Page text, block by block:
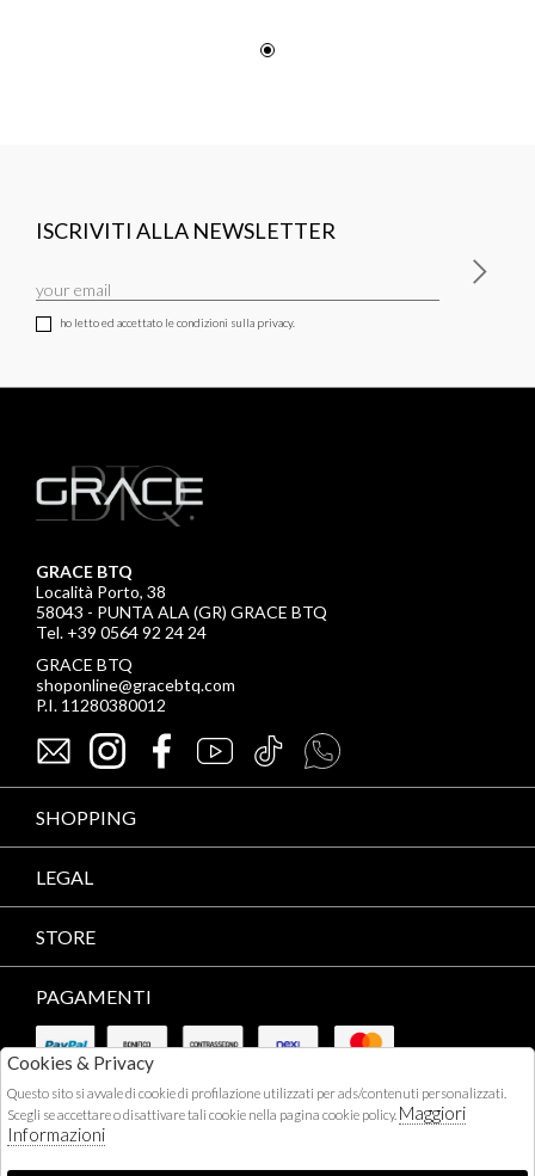
ISCRIVITI ALLA NEWSLETTER
ho letto ed accettato le condizioni sulla privacy.
GRACE BTQ
Località Porto, 38
58043 - PUNTA ALA (GR) GRACE BTQ
Tel. +39 0564 92 24 24
GRACE BTQ
shoponline@gracebtq.com
P.I. 11280380012
SHOPPING
LEGAL
STORE
PAGAMENTI
CORRIERI
Cookies & Privacy
Questo sito si avvale di cookie di profilazione utilizzati per ads/contenuti personalizzati.
Scegli se accettare o disattivare tali cookie nella pagina cookie policy. Maggiori
Informazioni